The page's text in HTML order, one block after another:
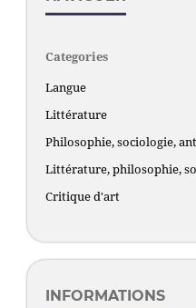
Categories
Langue
Littérature
Philosophie, sociologie,
Littérature, philosophie,
Critique d'art
INFORMATIONS